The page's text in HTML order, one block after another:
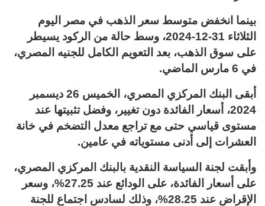
بينما انخفض متوسط سعر الذهب في مصر اليوم
الثلاثاء 31-12-2024، وسط حالة من الركود يسيطر
على سوق الذهب، بعد التعويم الكامل للجنيه المصري،
في 6 مارس الماضي.
أبقى البنك المركزي المصري، الخميس 26 ديسمبر
2024، أسعار الفائدة دون تغيير، وفضل تثبيتها عند
مستوى قياسي حتى مع تراجع معدل التضخم في خانة
العشرات إلى أدنى مستوياته في عامين.
وأبقت لجنة السياسة النقدية بالبنك المركزي المصري،
على أسعار الفائدة، على الودائع عند 27.25%، وسعر
الإقراض عند 28.25%، وذلك لسادس اجتماع للجنة